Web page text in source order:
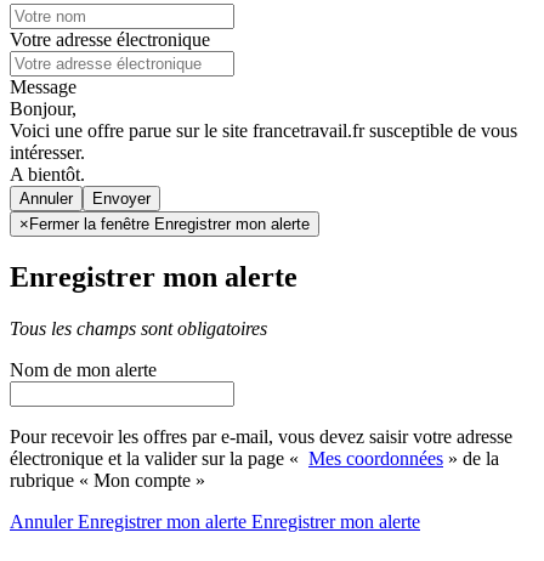
Votre adresse électronique
Message
Bonjour,
Voici une offre parue sur le site francetravail.fr susceptible de vous
intéresser.
A bientôt.
Annuler
× Fermer la fenêtre Enregistrer mon alerte
Enregistrer mon alerte
Tous les champs sont obligatoires
Nom de mon alerte
Pour recevoir les offres par e-mail, vous devez saisir votre adresse
électronique et la valider sur la page « Mes coordonnées » de la
rubrique « Mon compte »
AnnulerEnregistrer mon alerte Enregistrermon alerte